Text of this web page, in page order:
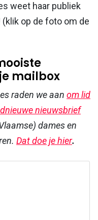
weet haar publiek
op de foto om de
mailbox
raden we aan om lid
nieuwsbrief
dames en
Dat doe je hier.